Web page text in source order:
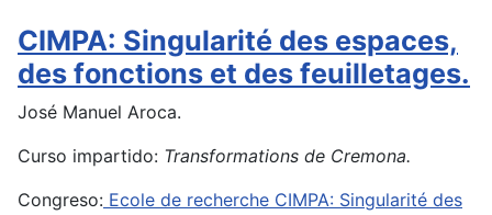
CIMPA: Singularité des espaces,
des fonctions et des feuilletages.
José Manuel Aroca.
Curso impartido: Transformations de Cremona.
Congreso: Ecole de recherche CIMPA: Singularité des